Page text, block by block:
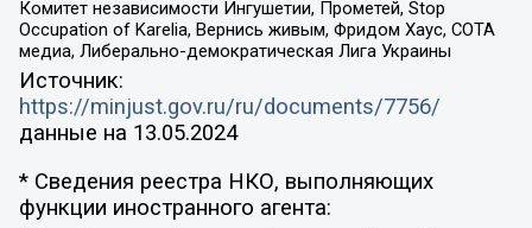
Комитет независимости Ингушетии, Прометей, Stop
Occupation of Karelia, Вернись живым, Фридом Хаус, СОТА
медиа, Либерально-демократическая Лига Украины
Источник:
https://minjust.gov.ru/ru/documents/7756/
данные на 13.05.2024
* Сведения реестра НКО, выполняющих
функции иностранного агента: